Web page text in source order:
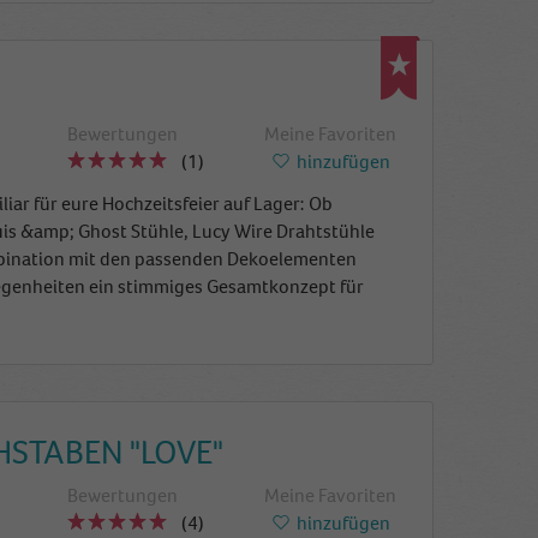
Bewertungen
(1)
Meine Favoriten
hinzufügen
für eure Hochzeitsfeier auf Lager: Ob
&amp; Ghost Stühle, Lucy Wire Drahtstühle
mit den passenden Dekoelementen
ein stimmiges Gesamtkonzept für
"LOVE"
Bewertungen
(4)
Meine Favoriten
hinzufügen